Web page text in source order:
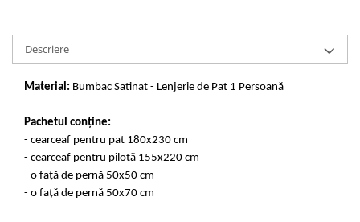
Descriere
Material: Bumbac Satinat - Lenjerie de Pat 1 Persoană
Pachetul conține:
- cearceaf pentru pat 180x230 cm
- cearceaf pentru pilotă 155x220 cm
- o față de pernă 50x50 cm
- o față de pernă 50x70 cm